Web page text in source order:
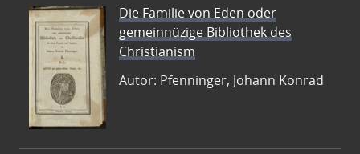
Die Familie von Eden oder
gemeinnüzige Bibliothek des
Christianism
Autor: Pfenninger, Johann Konrad